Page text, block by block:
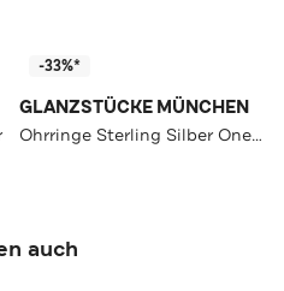
-33%*
GLANZSTÜCKE MÜNCHEN
Ohrringe Sterling Silber OneColor
auch